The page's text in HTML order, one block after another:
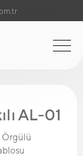
AL-01
Örgülü